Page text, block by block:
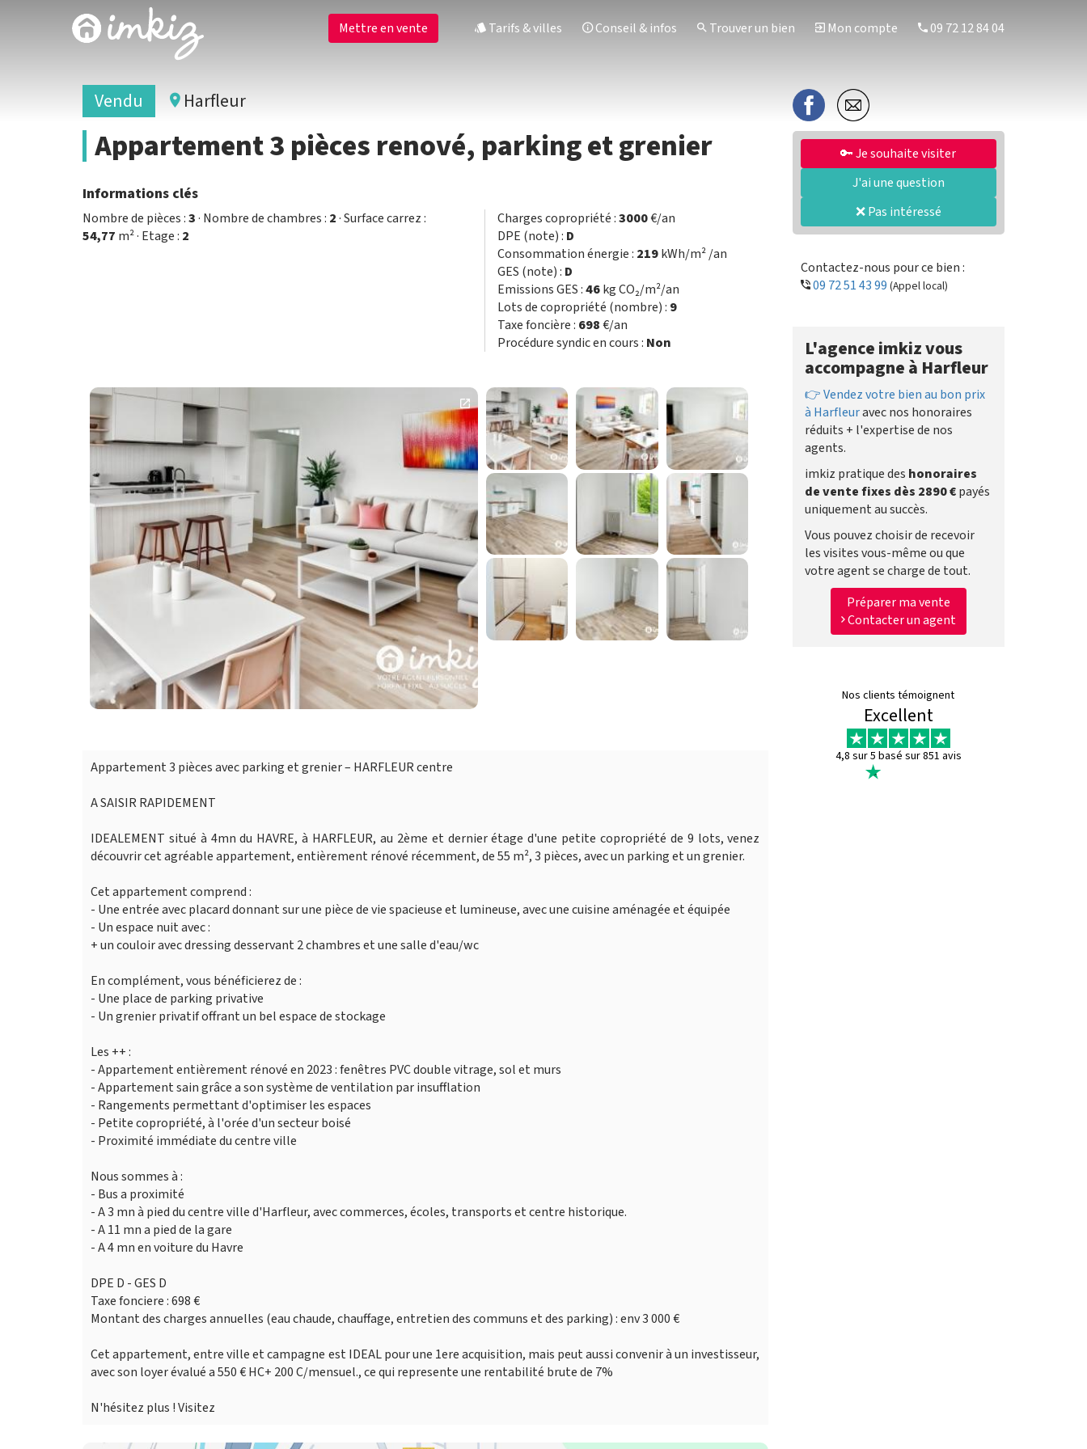
Mettre en vente Tarifs & villes Conseil & infos Trouver un bien Mon compte 09 72 12 84 04
Vendu Harfleur
Appartement 3 pièces renové, parking et grenier
Informations clés
Nombre de pièces :3· Nombre de chambres : 2· Surface carrez :
54,77 m² · Etage : 2
Charges copropriété :3000€/an
DPE (note) : D
Consommation énergie : 219kWh/m² /an
GES (note) : D
Emissions GES :46kg CO₂/m²/an
Lots de copropriété (nombre) : 9
Taxe foncière : 698€/an
Procédure syndic en cours : Non
Appartement 3 pièces avec parking et grenier – HARFLEUR centre
A SAISIR RAPIDEMENT
IDEALEMENT situé à 4mn du HAVRE, à HARFLEUR, au 2ème et dernier étage d'une petite copropriété de 9 lots, venez
découvrir cet agréable appartement, entièrement rénové récemment, de 55 m², 3 pièces, avec un parking et un grenier.
Cet appartement comprend :
- Une entrée avec placard donnant sur une pièce de vie spacieuse et lumineuse, avec une cuisine aménagée et équipée
- Un espace nuit avec :
+ un couloir avec dressing desservant 2 chambres et une salle d'eau/wc
En complément, vous bénéficierez de :
- Une place de parking privative
- Un grenier privatif offrant un bel espace de stockage
Les ++ :
- Appartement entièrement rénové en 2023 : fenêtres PVC double vitrage, sol et murs
- Appartement sain grâce a son système de ventilation par insufflation
- Rangements permettant d'optimiser les espaces
- Petite copropriété, à l'orée d'un secteur boisé
- Proximité immédiate du centre ville
Nous sommes à :
- Bus a proximité
- A 3 mn à pied du centre ville d'Harfleur, avec commerces, écoles, transports et centre historique.
- A 11 mn a pied de la gare
- A 4 mn en voiture du Havre
DPE D - GES D
Taxe fonciere : 698 €
Montant des charges annuelles (eau chaude, chauffage, entretien des communs et des parking) : env 3 000 €
Cet appartement, entre ville et campagne est IDEAL pour une 1ere acquisition, mais peut aussi convenir à un investisseur,
avec son loyer évalué a 550 € HC+ 200 C/mensuel., ce qui represente une rentabilité brute de 7%
N'hésitez plus ! Visitez
🔑 Je souhaite visiter
J'ai une question
❌ Pas intéressé
Contactez-nous pour ce bien :
09 72 51 43 99 (Appel local)
L'agence imkiz vous
accompagne à Harfleur
👉 Vendez votre bien au bon prix
à Harfleuravec nos honoraires
réduits + l'expertise de nos
agents.
imkiz pratique des honoraires
de vente fixes dès 2890 €payés
uniquement au succès.
Vous pouvez choisir de recevoir
les visites vous-même ou que
votre agent se charge de tout.
Préparer ma vente
Contacter un agent
Nos clients témoignent
Excellent
4,8 sur 5 basé sur 851 avis